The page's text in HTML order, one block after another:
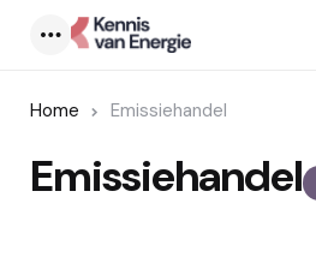
Home Emissiehandel
Emissiehandel